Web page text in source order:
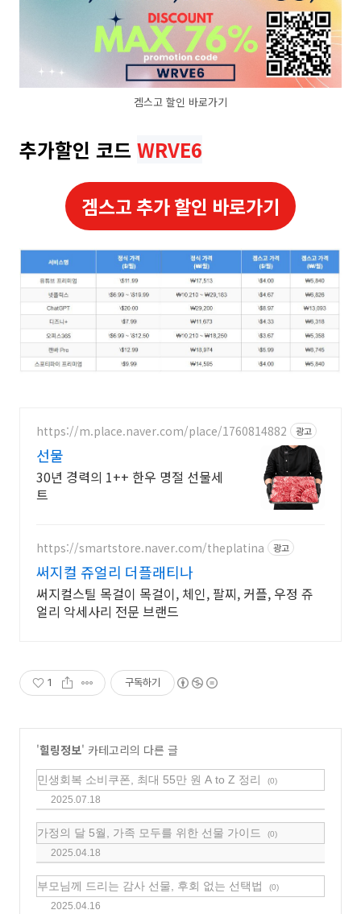
겜스고 할인 바로가기
추가할인 코드 WRVE6
겜스고 추가 할인 바로가기
https://m.place.naver.com/place/1760814882 광고
선물
30년 경력의 1++ 한우 명절 선물세
트
https://smartstore.naver.com/theplatina 광고
써지컬 쥬얼리 더플래티나
써지컬스틸 목걸이 목걸이, 체인, 팔찌, 커플, 우정 쥬
얼리 악세사리 전문 브랜드
1 구독하기
'힐링정보' 카테고리의 다른 글
민생회복 소비쿠폰, 최대 55만 원 A to Z 정리 (0)
2025.07.18
가정의 달 5월, 가족 모두를 위한 선물 가이드 (0)
2025.04.18
부모님께 드리는 감사 선물, 후회 없는 선택법 (0)
2025.04.16